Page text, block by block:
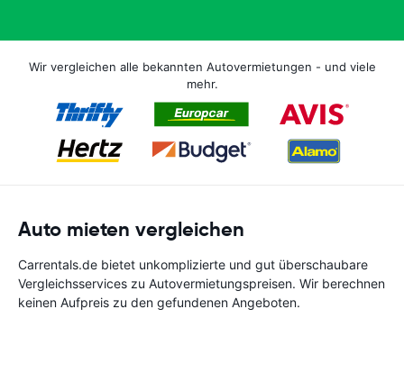
Wir vergleichen alle bekannten Autovermietungen - und viele
mehr.
Auto mieten vergleichen
Carrentals.de bietet unkomplizierte und gut überschaubare
Vergleichsservices zu Autovermietungspreisen. Wir berechnen
keinen Aufpreis zu den gefundenen Angeboten.